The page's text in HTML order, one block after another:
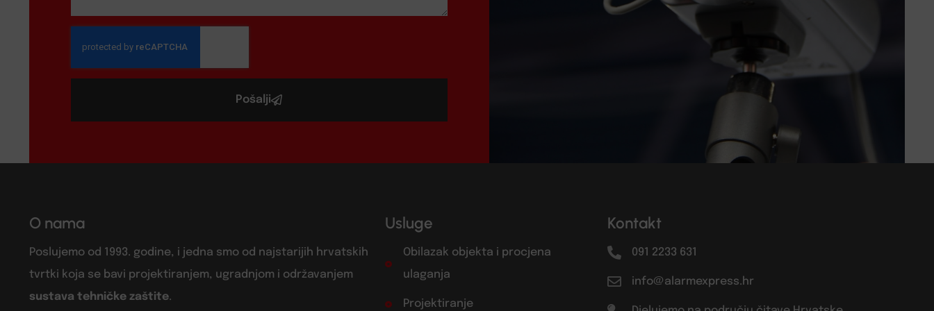
Pošalji
O nama
Poslujemo od 1993. godine, i jedna smo od najstarijih hrvatskih
tvrtki koja se bavi projektiranjem, ugradnjom i održavanjem
sustava tehničke zaštite.
Usluge
Obilazak objekta i procjena
ulaganja
Projektiranje
Kontakt
091 2233 631
info@alarmexpress.hr